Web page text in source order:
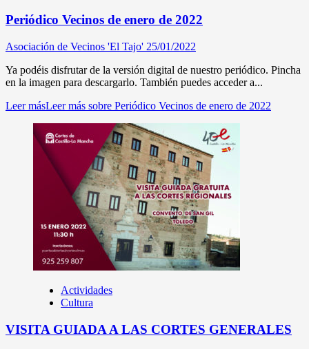
Periódico Vecinos de enero de 2022
Asociación de Vecinos 'El Tajo' 25/01/2022
Ya podéis disfrutar de la versión digital de nuestro periódico. Pincha
en la imagen para descargarlo. También puedes acceder a...
Leer másLeer más sobre Periódico Vecinos de enero de 2022
Actividades
Cultura
VISITA GUIADA A LAS CORTES GENERALES